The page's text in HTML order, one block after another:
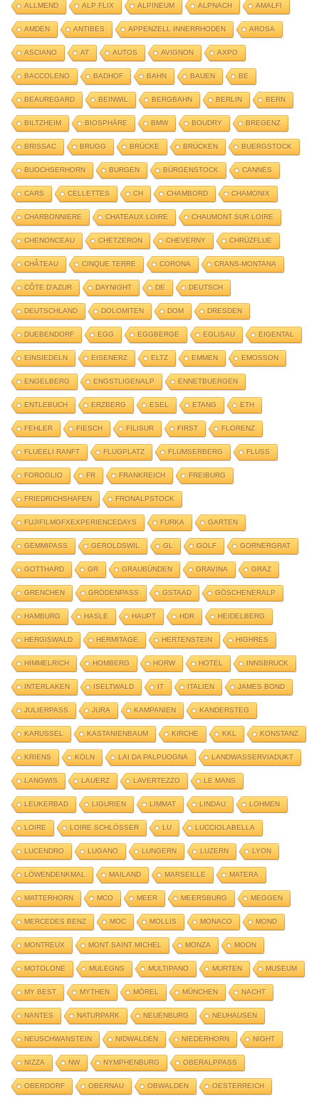
ALLMEND ALP FLIX ALPINEUM ALPNACH AMALFI
AMDEN ANTIBES APPENZELL INNERRHODEN AROSA
ASCIANO AT AUTOS AVIGNON AXPO
BACCOLENO BADHOF BAHN BAUEN BE
BEAUREGARD BEINWIL BERGBAHN BERLIN BERN
BILTZHEIM BIOSPHÄRE BMW BOUDRY BREGENZ
BRISSAC BRUGG BRÜCKE BRÜCKEN BUERGSTOCK
BUOCHSERHORN BURGEN BÜRGENSTOCK CANNES
CARS CELLETTES CH CHAMBORD CHAMONIX
CHARBONNIERE CHATEAUX LOIRE CHAUMONT SUR LOIRE
CHENONCEAU CHETZERON CHEVERNY CHRÜZFLUE
CHÂTEAU CINQUE TERRE CORONA CRANS-MONTANA
CÔTE D'AZUR DAYNIGHT DE DEUTSCH
DEUTSCHLAND DOLOMITEN DOM DRESDEN
DUEBENDORF EGG EGGBERGE EGLISAU EIGENTAL
EINSIEDELN EISENERZ ELTZ EMMEN EMOSSON
ENGELBERG ENGSTLIGENALP ENNETBUERGEN
ENTLEBUCH ERZBERG ESEL ETANG ETH
FEHLER FIESCH FILISUR FIRST FLORENZ
FLUEELI RANFT FLUGPLATZ FLUMSERBERG FLUSS
FOROGLIO FR FRANKREICH FREIBURG
FRIEDRICHSHAFEN FRONALPSTOCK
FUJIFILMGFXEXPERIENCEDAYS FURKA GARTEN
GEMMIPASS GEROLDSWIL GL GOLF GORNERGRAT
GOTTHARD GR GRAUBÜNDEN GRAVINA GRAZ
GRENCHEN GRÖDENPASS GSTAAD GÖSCHENERALP
HAMBURG HASLE HAUPT HDR HEIDELBERG
HERGISWALD HERMITAGE HERTENSTEIN HIGHRES
HIMMELRICH HOMBERG HORW HOTEL INNSBRUCK
INTERLAKEN ISELTWALD IT ITALIEN JAMES BOND
JULIERPASS JURA KAMPANIEN KANDERSTEG
KARUSSEL KASTANIENBAUM KIRCHE KKL KONSTANZ
KRIENS KÖLN LAI DA PALPUOGNA LANDWASSERVIADUKT
LANGWIS LAUERZ LAVERTEZZO LE MANS
LEUKERBAD LIGURIEN LIMMAT LINDAU LOHMEN
LOIRE LOIRE SCHLÖSSER LU LUCCIOLABELLA
LUCENDRO LUGANO LUNGERN LUZERN LYON
LÖWENDENKMAL MAILAND MARSEILLE MATERA
MATTERHORN MCO MEER MEERSBURG MEGGEN
MERCEDES BENZ MOC MOLLIS MONACO MOND
MONTREUX MONT SAINT MICHEL MONZA MOON
MOTOLONE MULEGNS MULTIPANO MURTEN MUSEUM
MY BEST MYTHEN MÖREL MÜNCHEN NACHT
NANTES NATURPARK NEUENBURG NEUHAUSEN
NEUSCHWANSTEIN NIDWALDEN NIEDERHORN NIGHT
NIZZA NW NYMPHENBURG OBERALPPASS
OBERDORF OBERNAU OBWALDEN OESTERREICH